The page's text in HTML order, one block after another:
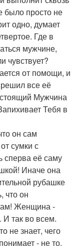
было просто не
одно, думает
Где в
мужчине,
чувствует?
от помощи, и
решил все её
Мужчина
Тебя в
он сам
сумки с
сперва её саму
Иначе она
рубашке
что он
Женщина -
И так во всем.
не знает, чего
- не то.